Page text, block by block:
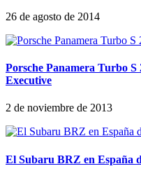
26 de agosto de 2014
Porsche Panamera Turbo
Executive
2 de noviembre de 2013
El Subaru BRZ en España